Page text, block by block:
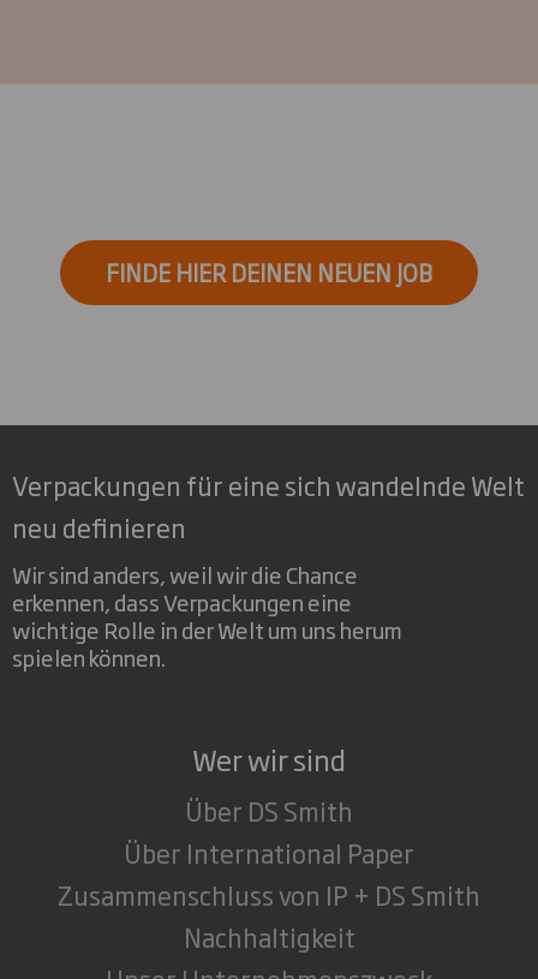
FINDE HIER DEINEN NEUEN JOB
Verpackungen für eine sich wandelnde Welt
neu definieren
Wir sind anders, weil wir die Chance
erkennen, dass Verpackungen eine
wichtige Rolle in der Welt um uns herum
spielen können.
Wer wir sind
Über DS Smith
Über International Paper
Zusammenschluss von IP + DS Smith
Nachhaltigkeit